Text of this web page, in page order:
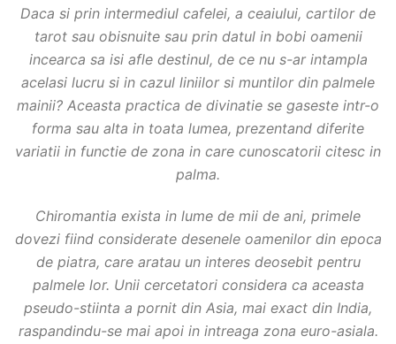
Daca si prin intermediul cafelei, a ceaiului, cartilor de
tarot sau obisnuite sau prin datul in bobi oamenii
incearca sa isi afle destinul, de ce nu s-ar intampla
acelasi lucru si in cazul liniilor si muntilor din palmele
mainii? Aceasta practica de divinatie se gaseste intr-o
forma sau alta in toata lumea, prezentand diferite
variatii in functie de zona in care cunoscatorii citesc in
palma.
Chiromantia exista in lume de mii de ani, primele
dovezi fiind considerate desenele oamenilor din epoca
de piatra, care aratau un interes deosebit pentru
palmele lor. Unii cercetatori considera ca aceasta
pseudo-stiinta a pornit din Asia, mai exact din India,
raspandindu-se mai apoi in intreaga zona euro-asiala.